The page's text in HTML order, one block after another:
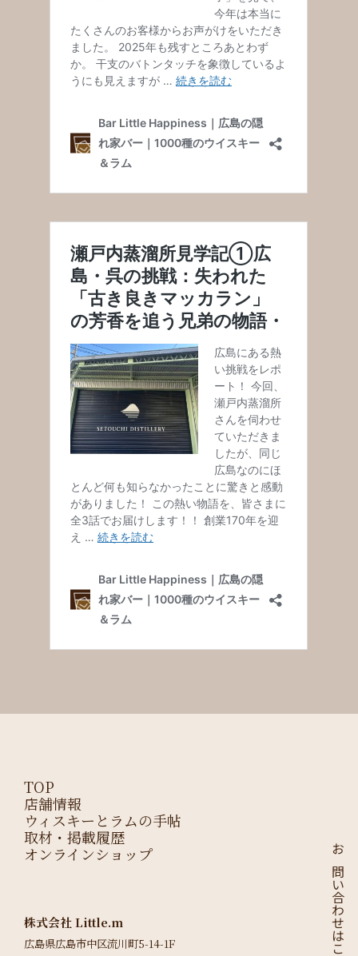
お問い合わせはこちら
TOP
店舗情報
ウィスキーとラムの手帖
取材・掲載履歴
オンラインショップ
株式会社 Little.m
広島県広島市中区流川町5-14-1F